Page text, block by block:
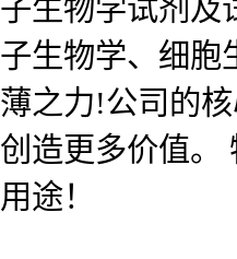
子生物学试剂及
子生物学、细胞
薄之力!公司的
创造更多价值。
用途！